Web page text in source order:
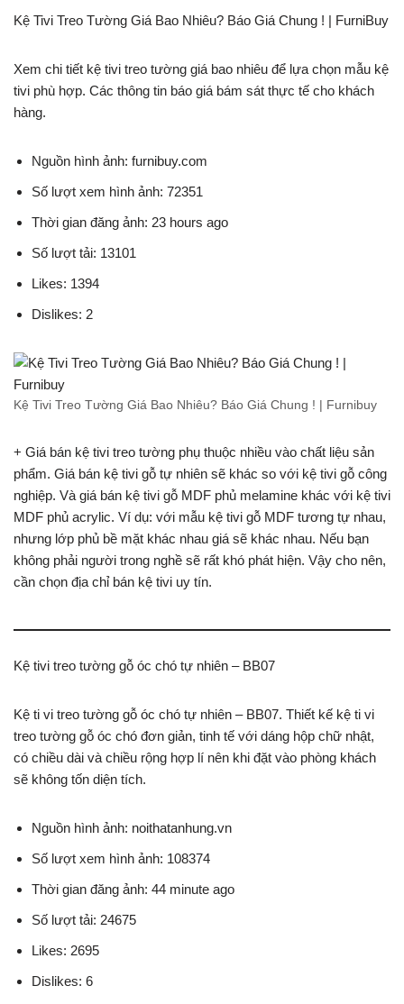
Kệ Tivi Treo Tường Giá Bao Nhiêu? Báo Giá Chung ! | FurniBuy
Xem chi tiết kệ tivi treo tường giá bao nhiêu để lựa chọn mẫu kệ
tivi phù hợp. Các thông tin báo giá bám sát thực tế cho khách
hàng.
Nguồn hình ảnh: furnibuy.com
Số lượt xem hình ảnh: 72351
Thời gian đăng ảnh: 23 hours ago
Số lượt tải: 13101
Likes: 1394
Dislikes: 2
Kệ Tivi Treo Tường Giá Bao Nhiêu? Báo Giá Chung ! | Furnibuy
+ Giá bán kệ tivi treo tường phụ thuộc nhiều vào chất liệu sản
phẩm. Giá bán kệ tivi gỗ tự nhiên sẽ khác so với kệ tivi gỗ công
nghiệp. Và giá bán kệ tivi gỗ MDF phủ melamine khác với kệ tivi
MDF phủ acrylic. Ví dụ: với mẫu kệ tivi gỗ MDF tương tự nhau,
nhưng lớp phủ bề mặt khác nhau giá sẽ khác nhau. Nếu bạn
không phải người trong nghề sẽ rất khó phát hiện. Vậy cho nên,
cần chọn địa chỉ bán kệ tivi uy tín.
Kệ tivi treo tường gỗ óc chó tự nhiên – BB07
Kệ ti vi treo tường gỗ óc chó tự nhiên – BB07. Thiết kế kệ ti vi
treo tường gỗ óc chó đơn giản, tinh tế với dáng hộp chữ nhật,
có chiều dài và chiều rộng hợp lí nên khi đặt vào phòng khách
sẽ không tốn diện tích.
Nguồn hình ảnh: noithatanhung.vn
Số lượt xem hình ảnh: 108374
Thời gian đăng ảnh: 44 minute ago
Số lượt tải: 24675
Likes: 2695
Dislikes: 6